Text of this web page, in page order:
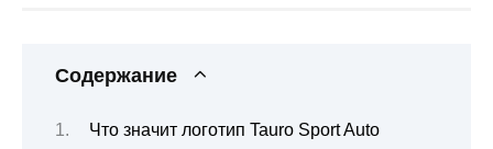
Содержание
Что значит логотип Tauro Sport Auto